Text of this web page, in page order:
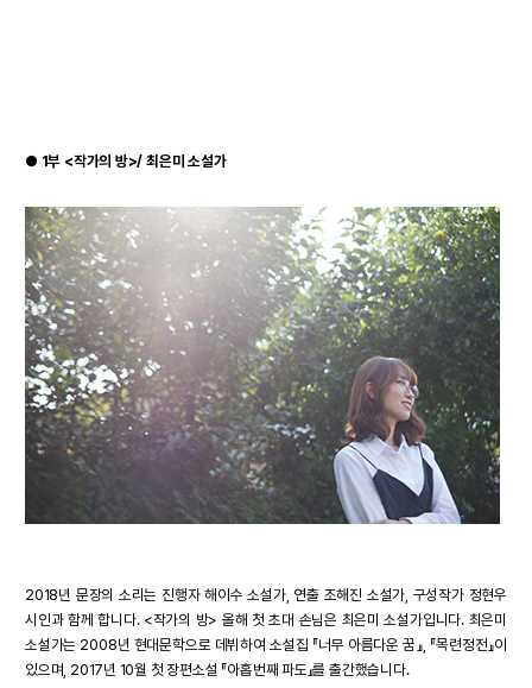
● 1부 <작가의 방>/ 최은미 소설가
2018년 문장의 소리는 진행자 해이수 소설가, 연출 조해진 소설가, 구성작가 정현우
시인과 함께 합니다. <작가의 방> 올해 첫 초대 손님은 최은미 소설가입니다. 최은미
소설가는 2008년 현대문학으로 데뷔하여 소설집 『너무 아름다운 꿈』, 『목련정전』이
있으며, 2017년 10월 첫 장편소설 『아홉번째 파도』를 출간했습니다.